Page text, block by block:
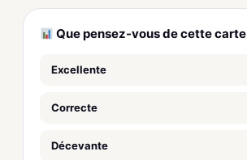
Que pensez-vous de cette carte
Excellente
Correcte
Décevante